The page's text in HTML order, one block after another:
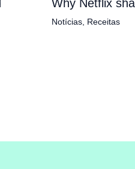
Why Netflix
Notícias, Receitas